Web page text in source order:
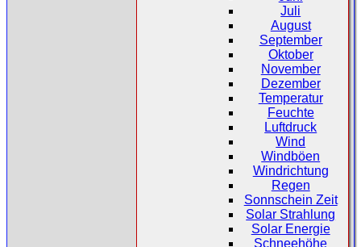
Juli
August
September
Oktober
November
Dezember
Temperatur
Feuchte
Luftdruck
Wind
Windböen
Windrichtung
Regen
Sonnschein Zeit
Solar Strahlung
Solar Energie
Schneehöhe